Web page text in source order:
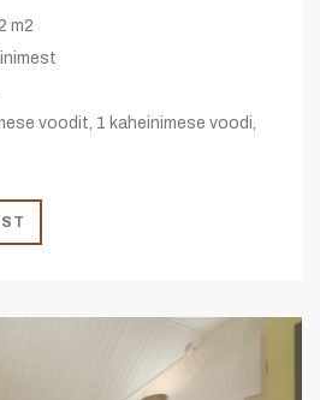
m2
voodit, 1 kaheinimese voodi,